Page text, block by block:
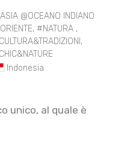
@OCEANO INDIANO
, #NATURA ,
,
Indonesia
unico, al quale è